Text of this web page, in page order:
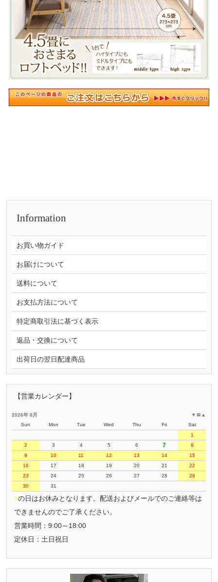
Information
お買い物ガイド
お届けについて
送料について
お支払方法について
特定商取引法に基づく表示
返品・交換について
出荷日の翌日配達商品
【営業カレンダー】
▲
〓
▼
2026年 8月
Sun
Mon Tue Wed Thu Fri
Sat
1
2
3 4 5 6 7
8
9
10 11 12 13 14
15
16
17 18 19 20 21
22
23
24 25 26 27 28
29
30
31
■の日はお休みとなります。配送およびメールでのご連絡等は
できませんのでご了承ください。
営業時間：9:00～18:00
定休日：土日祝日